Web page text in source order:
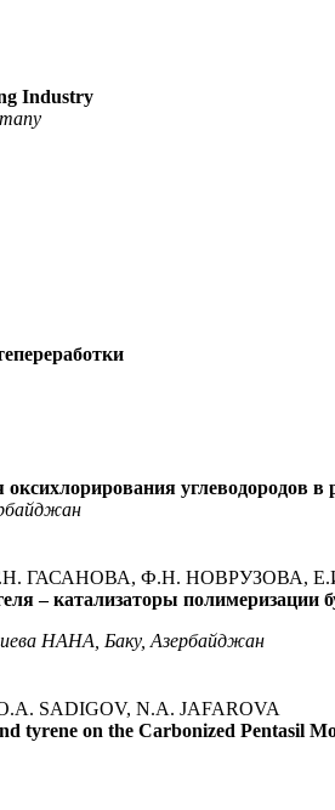
Industry
углеводородов в
ГАСАНОВА, Ф.Н. НОВРУЗОВА,
– катализаторы полимеризации
НАНА, Баку, Азербайджан
SADIGOV, N.A. JAFAROVA
tyrene on the Carbonized Pentasil